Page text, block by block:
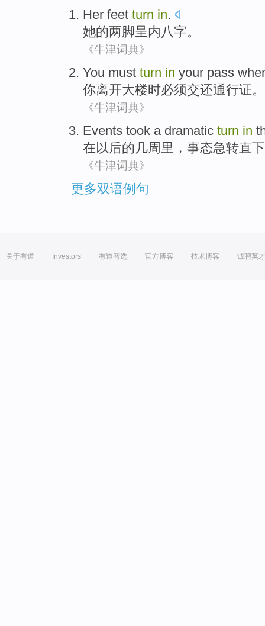
Her feet turn in.
她的两脚呈内八字。
《牛津词典》
You must turn in your pass
你离开大楼时必须交还通行证。
《牛津词典》
Events took a dramatic turn in
在以后的 几周里 ， 事态急转直
《牛津词典》
更多双语例句
关于有道 Investors 有道智选 官方博客 技术博客 诚聘英才